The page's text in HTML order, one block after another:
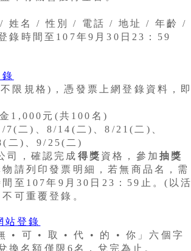
/ 姓名 / 性別 / 電話 / 地址 / 年齡 /
錄時間至107年9月30日23：59
限規格)，憑發票上網登錄資料，即
1,000元(共100名)
二)、8/14(二)、8/21(二)、
二)、9/25(二)
司，確認完成 得獎 資格，參加抽獎
請列印發票明細，若無商品名，需
至107年9月30日23：59止。(以活
可重覆登錄。
站登錄
• 可 • 取 • 代 • 的 • 你」六個字
名額僅限6名，兌完為止。